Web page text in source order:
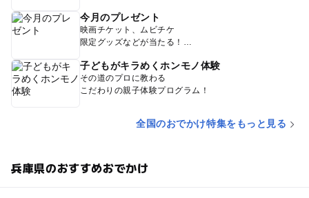
今月のプレゼント
映画チケット、ムビチケ
限定グッズなどが当たる！
子どもがキラめくホンモノ体験
その道のプロに教わる
こだわりの親子体験プログラム！
全国のおでかけ特集をもっと見る
兵庫県のおすすめおでかけ